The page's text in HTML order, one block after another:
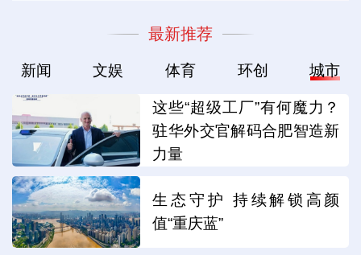
最新推荐
新闻 文娱 体育 环创 城市
这些“超级工厂”有何魔力？
驻华外交官解码合肥智造新
力量
生态守护 持续解锁高颜
值“重庆蓝”